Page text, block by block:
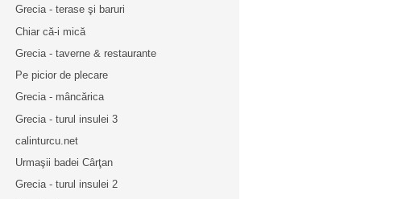
Grecia - terase şi baruri
Chiar că-i mică
Grecia - taverne & restaurante
Pe picior de plecare
Grecia - mâncărica
Grecia - turul insulei 3
calinturcu.net
Urmaşii badei Cârţan
Grecia - turul insulei 2